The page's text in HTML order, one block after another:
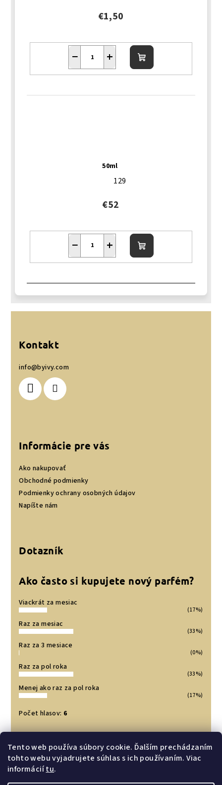
Tento web používa súbory cookie. Ďalším prechádzaním
tohto webu vyjadrujete súhlas s ich používaním. Viac
informáciítu.
€1,50
+
− Do
košíka
50ml
129
€52
+
− Do
košíka
Kontakt
info@byivy.com
Informácie pre vás
Ako nakupovať
Obchodné podmienky
Podmienky ochrany osobných údajov
Napíšte nám
Dotazník
Ako často si kupujete nový parfém?
Viackrát za mesiac
(17%)
Raz za mesiac
(33%)
Raz za 3 mesiace
(0%)
Raz za pol roka
(33%)
Menej ako raz za pol roka
(17%)
Počet hlasov: 6
Prijímame online platby